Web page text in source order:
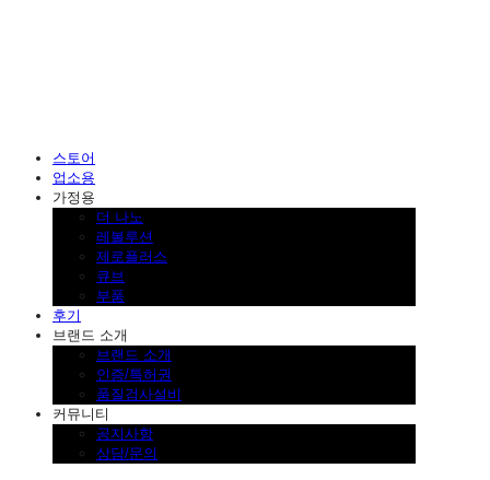
스토어
업소용
가정용
더 나노
레볼루션
제로플러스
큐브
부품
후기
브랜드 소개
브랜드 소개
인증/특허권
품질검사설비
커뮤니티
공지사항
상담/문의